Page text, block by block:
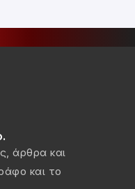
άρθρα και
και το